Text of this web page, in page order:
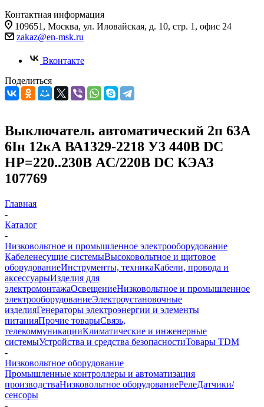
Контактная информация
109651, Москва, ул. Иловайская, д. 10, стр. 1, офис 24
zakaz@en-msk.ru
Вконтакте
Поделиться
Выключатель автоматический 2п 63А
6Iн 12кА ВА1329-2218 У3 440В DC
НР=220..230В AC/220В DC КЭАЗ
107769
Главная
-
Каталог
-
Низковольтное и промышленное электрооборудование
Кабеленесущие системыВысоковольтное и щитовое
оборудованиеИнструменты, техникаКабели, провода и
аксессуарыИзделия для
электромонтажаОсвещениеНизковольтное и промышленное
электрооборудованиеЭлектроустановочные
изделияГенераторы электроэнергии и элементы
питанияПрочие товарыСвязь,
телекоммуникацииКлиматические и инженерные
системыУстройства и средства безопасностиТовары TDM
-
Низковольтное оборудование
Промышленные контроллеры и автоматизация
производстваНизковольтное оборудованиеРелеДатчики/
сенсоры